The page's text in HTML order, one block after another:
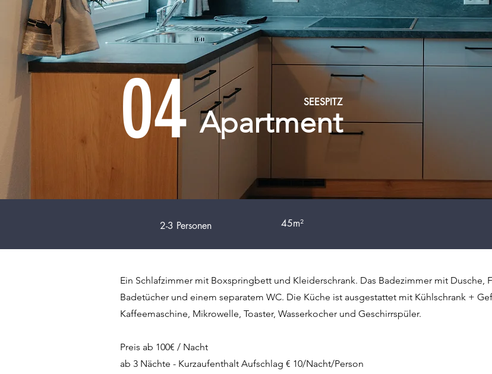
Apartment
04 SEESPITZ
2-3 Personen 45m²
Ein Schlafzimmer mit Boxspringbett und Kleiderschrank. Das Badezimmer mit
Badetücher und einem separatem WC. Die Küche ist ausgestattet mit Kühlschrank +
Kaffeemaschine, Mikrowelle, Toaster, Wasserkocher und Geschirrspüler.
Preis ab 100€ / Nacht
ab 3 Nächte - Kurzaufenthalt Aufschlag € 10/Nacht/Person